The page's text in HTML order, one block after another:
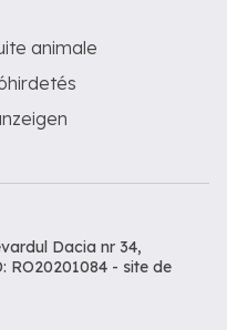
animale
Dacia nr 34,
RO20201084 - site de